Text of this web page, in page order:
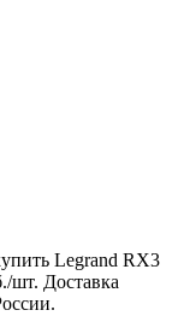
Legrand RX3
шт. Доставка